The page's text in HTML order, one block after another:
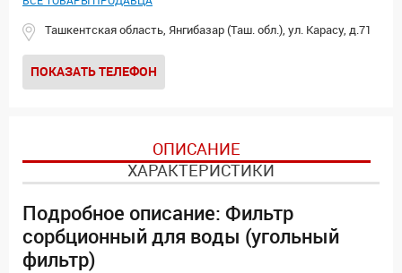
Ташкентская область, Янгибазар (Таш. обл.), ул. Карасу, д.71
ПОКАЗАТЬ ТЕЛЕФОН
ОПИСАНИЕ
ХАРАКТЕРИСТИКИ
Подробное описание: Фильтр
сорбционный для воды (угольный
фильтр)